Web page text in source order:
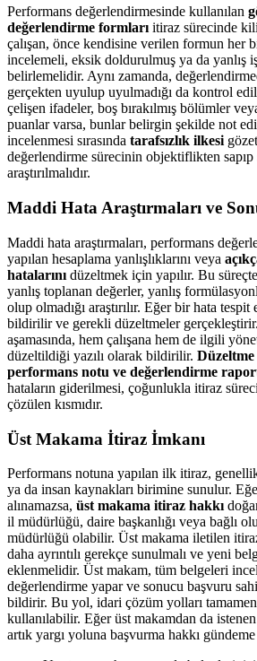
Performans değerlendirmesinde kullanılan
değerlendirme formlarıitiraz sürecinde
çalışan, önce kendisine verilen formun her
incelemeli, eksik doldurulmuş ya da yanlış
belirlemelidir. Aynı zamanda,
gerçekten uyulup uyulmadığı da kontrol
çelişen ifadeler, boş bırakılmış bölümler
puanlar varsa, bunlar belirgin şekilde not
incelenmesi sırasında tarafsızlık ilkesi
değerlendirme sürecinin objektiflikten sapıp
araştırılmalıdır.
Maddi Hata Araştırmaları ve
Maddi hata araştırmaları, performans
yapılan hesaplama yanlışlıklarını veya
hatalarını düzeltmek için yapılır. Bu
yanlış toplanan değerler, yanlış
olup olmadığı araştırılır. Eğer bir hata
bildirilir ve gerekli düzeltmeler
aşamasında, hem çalışana hem de ilgili
düzeltildiği yazılı olarak bildirilir. Düzeltme
performans notu ve değerlendirme
hataların giderilmesi, çoğunlukla itiraz
çözülen kısmıdır.
Üst Makama İtiraz İmkanı
Performans notuna yapılan ilk itiraz,
ya da insan kaynakları birimine sunulur.
alınamazsa, üst makama itiraz hakkı
il müdürlüğü, daire başkanlığı veya bağlı
müdürlüğü olabilir. Üst makama iletilen
daha ayrıntılı gerekçe sunulmalı ve yeni
eklenmelidir. Üst makam, tüm belgeleri
değerlendirme yapar ve sonucu başvuru
bildirir. Bu yol, idari çözüm yolları
kullanılabilir. Eğer üst makamdan da istenen
artık yargı yoluna başvurma hakkı